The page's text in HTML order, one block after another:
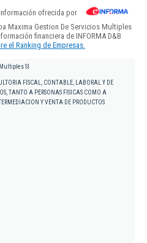
ofrecida por
Maxima Gestion De Servicios Multiples
financiera de INFORMA D&B
el Ranking de Empresas.
Sl
FISCAL, CONTABLE, LABORAL Y DE
TANTO A PERSONAS FISICAS COMO A
Y VENTA DE PRODUCTOS